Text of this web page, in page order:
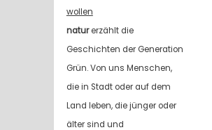
wollen
naturerzählt die
Geschichten der Generation
Grün. Von uns Menschen,
die in Stadt oder auf dem
Land leben, die jünger oder
älter sind und